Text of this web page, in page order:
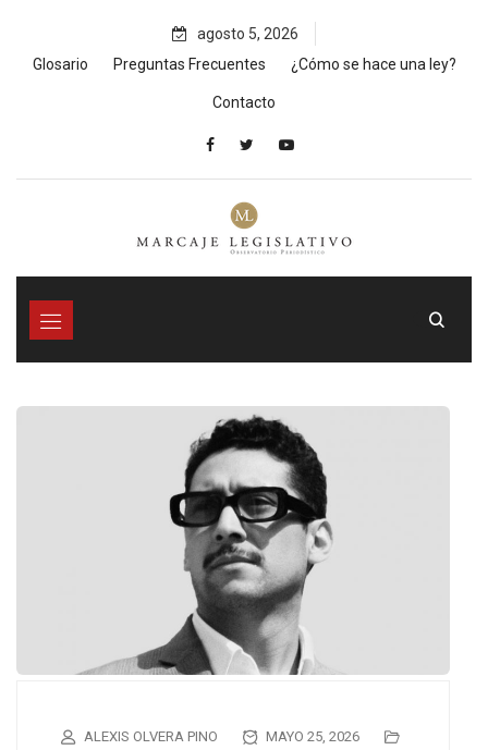
content
agosto 5, 2026
Glosario
Preguntas Frecuentes ¿Cómo se hace una ley?
Contacto
ALEXIS OLVERA PINO
MAYO 25, 2026